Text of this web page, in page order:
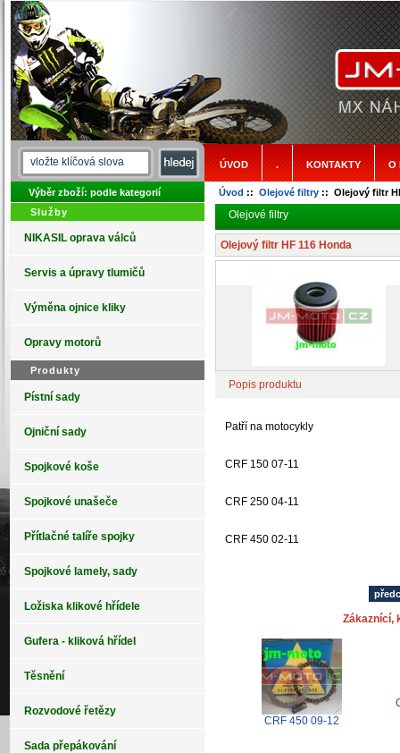
ÚVOD . KONTAKTY O
Výběr zboží: podle kategorií
Služby
NIKASIL oprava válců
Servis a úpravy tlumičů
Výměna ojnice kliky
Opravy motorů
Produkty
Pístní sady
Ojniční sady
Spojkové koše
Spojkové unašeče
Přítlačné talíře spojky
Spojkové lamely, sady
Ložiska klikové hřídele
Gufera - kliková hřídel
Těsnění
Rozvodové řetězy
Sada přepákování
Úvod :: Olejové filtry:: Olejový filtr
Olejové filtry
Olejový filtr HF 116 Honda
Popis produktu
Patří na motocykly
CRF 150 07-11
CRF 250 04-11
CRF 450 02-11
Zákaznící,
CRF 450 09-12